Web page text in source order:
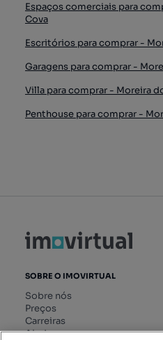
Espaços comerciais para
Cova
Escritórios para comprar -
Garagens para comprar -
Villa para comprar - Moreira
Penthouse para comprar -
SOBRE O IMOVIRTUAL
Sobre nós
Preços
Carreiras
Ajuda